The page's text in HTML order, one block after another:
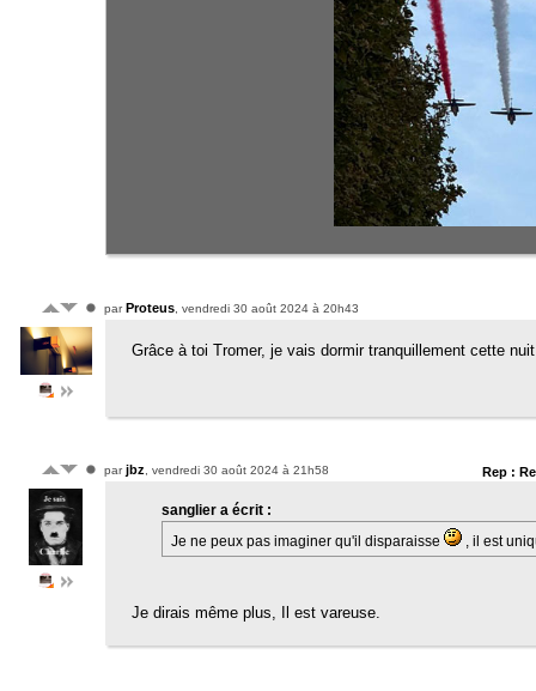
parProteus , vendredi 30 août 2024 à 20h43
Grâce à toi Tromer, je vais dormir tranquillement cette
Rep :
parjbz , vendredi 30 août 2024 à 21h58
sanglier a écrit :
Je ne peux pas imaginer qu'il disparaisse
, il est
Je dirais même plus, Il est vareuse.